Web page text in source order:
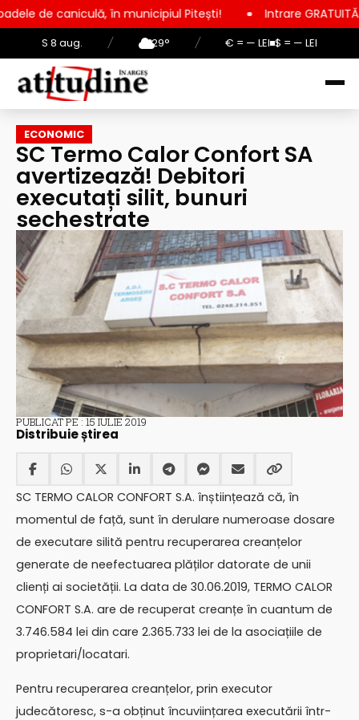
S 8 aug. / 29° / € = — LEI $ = — LEI
în municipiul Pitești! Intrare GRATUITĂ pentru copii,
ECONOMIC
SC Termo Calor Confort SA
avertizează! Debitori
executați silit, bunuri
sechestrate
PUBLICAT PE : 15 IULIE 2019
Distribuie știrea
SC TERMO CALOR CONFORT S.A. înștiințează că, în
momentul de față, sunt în derulare numeroase dosare
de executare silită pentru recuperarea creanțelor
generate de neefectuarea plăților datorate de unii
clienți ai societății. La data de 30.06.2019, TERMO CALOR
CONFORT S.A. are de recuperat creanțe în cuantum de
3.746.584 lei din care 2.365.733 lei de la asociațiile de
proprietari/locatari.
Pentru recuperarea creanțelor, prin executor
judecătoresc, s-a obținut încuviințarea executării într-